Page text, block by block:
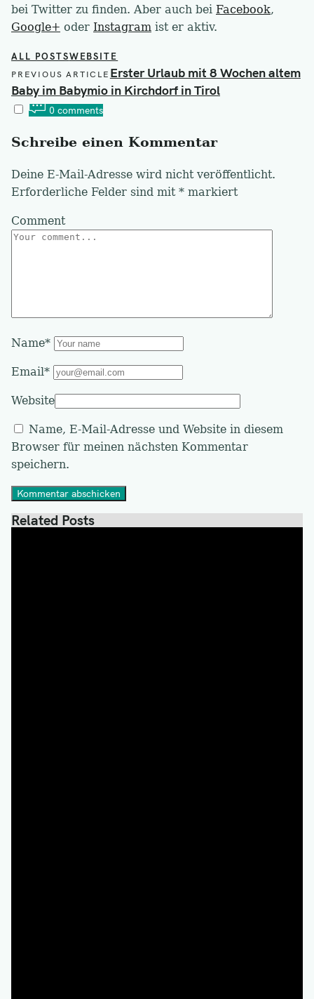
bei Twitter zu finden. Aber auch bei Facebook,
Google+ oder Instagram ist er aktiv.
ALL POSTSWEBSITE
Post
navigation
PREVIOUS ARTICLE Erster Urlaub mit 8 Wochen altem
Baby im Babymio in Kirchdorf in Tirol
0 comments
Schreibe einen Kommentar
Deine E-Mail-Adresse wird nicht veröffentlicht.
Erforderliche Felder sind mit * markiert
Comment
Name*
Email*
Website
Name, E-Mail-Adresse und Website in diesem
Browser für meinen nächsten Kommentar
speichern.
Kommentar abschicken
Related Posts